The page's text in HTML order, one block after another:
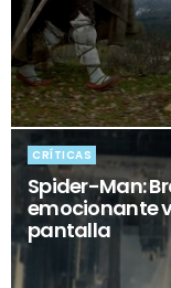
CRÍTICAS
Spider-Man:
emocionante
pantalla